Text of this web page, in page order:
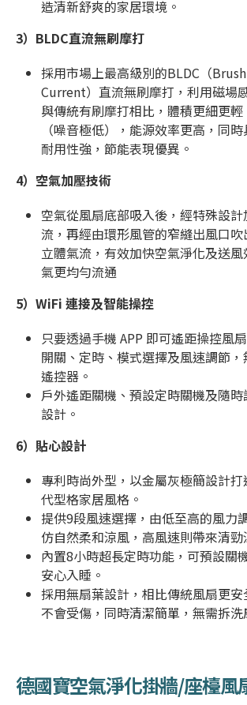
造清新舒爽的家居環境。
3） BLDC直流無刷摩打
採用市場上最高級別的BLDC（
Current）直流無刷摩打，利用磁場
與傳統有刷摩打相比，體積更細更
（噪音極低），能源效率更高，同時
耐用性強，節能表現優異。
4） 空氣加壓技術
空氣從風扇底部吸入後，經特殊設
流，再經由環形風管的窄縫出風口
立體氣流，有效加快空氣淨化及送
氣更均勻流通
5） WiFi 連接及智能操控
只要透過手機 APP 即可遙距操控風
開關、定時、模式選擇及風速調節
遙控器。
戶外遙距關機、預設定時關機及隨
設計。
6） 貼心設計
專利時尚外型，以金屬灰極簡設計
代型格家居風格。
提供9段風速選擇，由低至高的風力
仿自然柔和涼風，高風速則帶來清勁
內置8小時超長定時功能，可預設關
安心入睡。
採用無扇葉設計，相比傳統風扇更
不會受傷，同時清潔簡單，無需拆洗
德國寶空氣淨化掛牆/座檯風